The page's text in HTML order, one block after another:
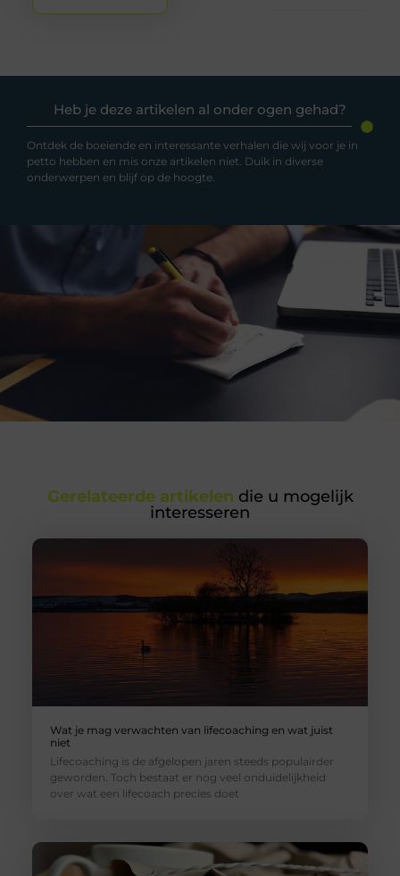
Heb je deze artikelen al onder ogen gehad?
Ontdek de boeiende en interessante verhalen die wij voor je in
petto hebben en mis onze artikelen niet. Duik in diverse
onderwerpen en blijf op de hoogte.
Gerelateerde artikelen die u mogelijk
interesseren
Wat je mag verwachten van lifecoaching en wat juist
niet
Lifecoaching is de afgelopen jaren steeds populairder
geworden. Toch bestaat er nog veel onduidelijkheid
over wat een lifecoach precies doet